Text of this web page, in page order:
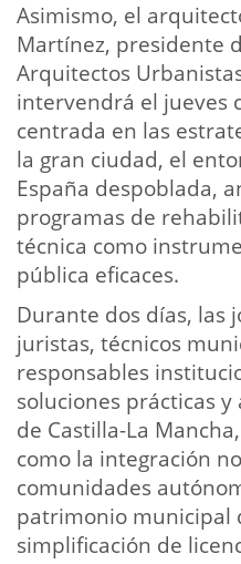
Asimismo, el
Martínez, presidente
Arquitectos
intervendrá el jueves
centrada en las
la gran ciudad, el
España despoblada,
programas de
técnica como
pública eficaces.
Durante dos días, las
juristas, técnicos
responsables
soluciones prácticas
de Castilla-La
como la integración
comunidades
patrimonio municipal
simplificación de